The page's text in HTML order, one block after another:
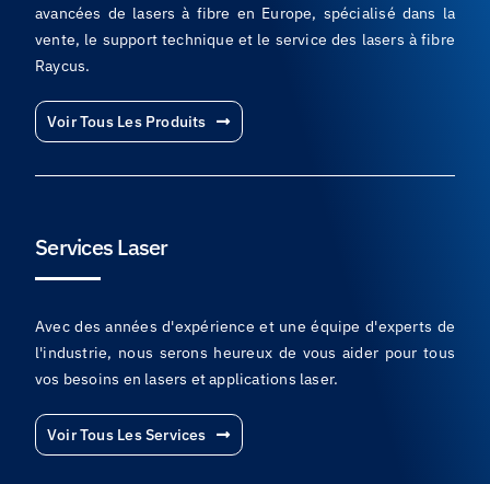
avancées de lasers à fibre en Europe, spécialisé dans la
vente, le support technique et le service des lasers à fibre
Raycus.
Voir Tous Les Produits
Services Laser
Avec des années d'expérience et une équipe d'experts de
l'industrie, nous serons heureux de vous aider pour tous
vos besoins en lasers et applications laser.
Voir Tous Les Services